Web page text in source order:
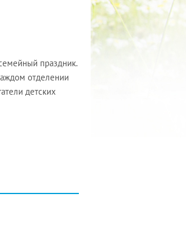
праздник.
отделении
детских